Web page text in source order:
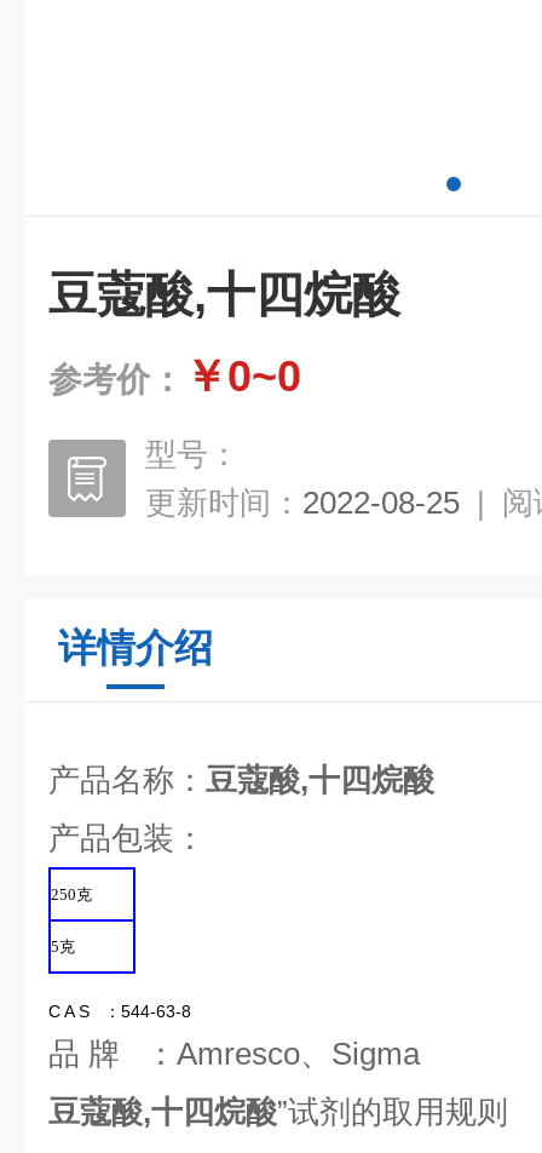
豆蔻酸,十四烷酸
参考价： ￥0~0
型号：
更新时间： 2022-08-25 | 阅
详情介绍
产品名称： 豆蔻酸,十四烷酸
产品包装：
250克
5克
C A S ：544-63-8
品 牌 ：Amresco、Sigma
豆蔻酸,十四烷酸”试剂的取用规则